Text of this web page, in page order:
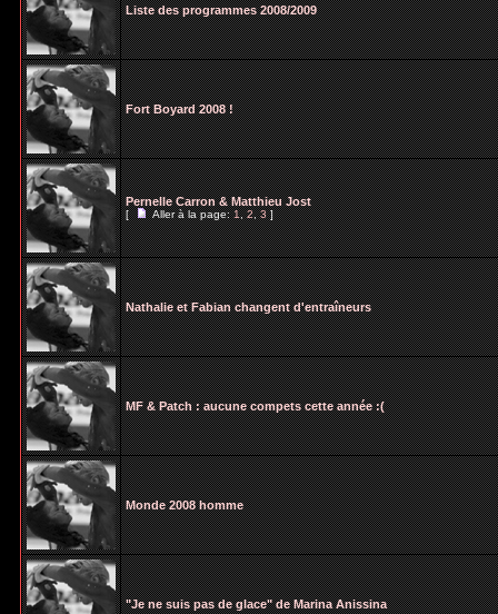
Liste des programmes 2008/2009
Fort Boyard 2008 !
Pernelle Carron & Matthieu Jost
[ Aller à la page:1,2,3]
Nathalie et Fabian changent d'entraîneurs
MF & Patch : aucune compets cette année :(
Monde 2008 homme
"Je ne suis pas de glace" de Marina Anissina